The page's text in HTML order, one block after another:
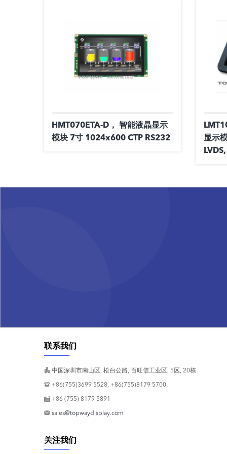
HMT070ETA-D， 智能液晶显示
模块 7寸 1024x600 CTP RS232
显示
联系我们
中国深圳市南山区, 松白公路, 百旺信工业区, 5区, 20栋
+86(755)3699 5528, +86(755)8179 5700
+86 (755) 8179 5891
sales@topwaydisplay.com
关注我们